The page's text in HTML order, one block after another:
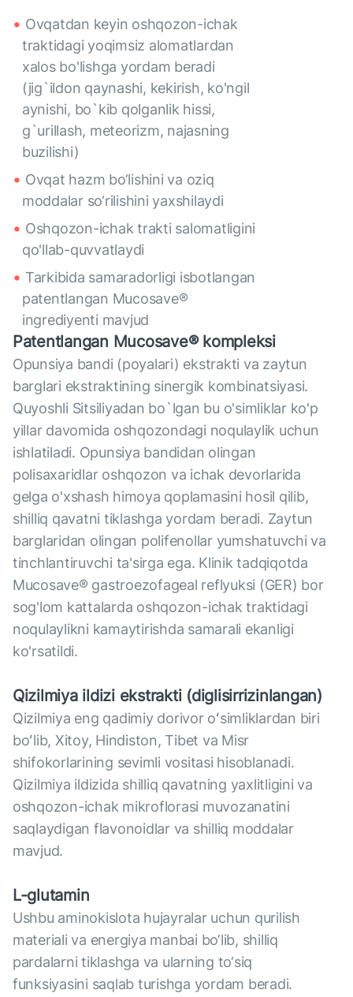
Ovqatdan keyin oshqozon-ichak
traktidagi yoqimsiz alomatlardan
xalos bo'lishga yordam beradi
(jig`ildon qaynashi, kekirish, ko'ngil
aynishi, bo`kib qolganlik hissi,
g`urillash, meteorizm, najasning
buzilishi)
Ovqat hazm bo‘lishini va oziq
moddalar so‘rilishini yaxshilaydi
Oshqozon-ichak trakti salomatligini
qo'llab-quvvatlaydi
Tarkibida samaradorligi isbotlangan
patentlangan Mucosave®
ingrediyenti mavjud
Patentlangan Mucosave® kompleksi
Opunsiya bandi (poyalari) ekstrakti va zaytun
barglari ekstraktining sinergik kombinatsiyasi.
Quyoshli Sitsiliyadan bo`lgan bu o'simliklar ko'p
yillar davomida oshqozondagi noqulaylik uchun
ishlatiladi. Opunsiya bandidan olingan
polisaxaridlar oshqozon va ichak devorlarida
gelga o'xshash himoya qoplamasini hosil qilib,
shilliq qavatni tiklashga yordam beradi. Zaytun
barglaridan olingan polifenollar yumshatuvchi va
tinchlantiruvchi ta'sirga ega. Klinik tadqiqotda
Mucosave® gastroezofageal reflyuksi (GER) bor
sog'lom kattalarda oshqozon-ichak traktidagi
noqulaylikni kamaytirishda samarali ekanligi
ko'rsatildi.
Qizilmiya ildizi ekstrakti (diglisirrizinlangan)
Qizilmiya eng qadimiy dorivor oʻsimliklardan biri
boʻlib, Xitoy, Hindiston, Tibet va Misr
shifokorlarining sevimli vositasi hisoblanadi.
Qizilmiya ildizida shilliq qavatning yaxlitligini va
oshqozon-ichak mikroflorasi muvozanatini
saqlaydigan flavonoidlar va shilliq moddalar
mavjud.
L-glutamin
Ushbu aminokislota hujayralar uchun qurilish
materiali va energiya manbai bo‘lib, shilliq
pardalarni tiklashga va ularning to‘siq
funksiyasini saqlab turishga yordam beradi.